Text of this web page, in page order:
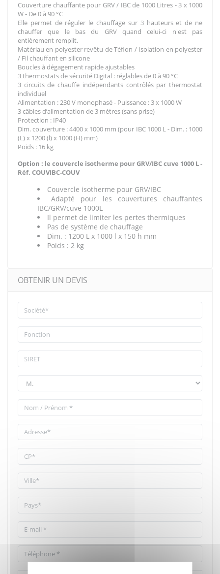
Couverture chauffante pour GRV / IBC de 1000 Litres - 3 x 1000
W - De 0 à 90 °C
Elle permet de réguler le chauffage sur 3 hauteurs et de ne
chauffer que le bas du GRV quand celui-ci n'est pas
entièrement remplit.
Matériau en polyester revêtu de Téflon / Isolation en polyester
/ Fil chauffant en silicone
Boucles à dégagement rapide ajustables
3 thermostats de sécurité Digital : réglables de 0 à 90 °C
3 circuits de chauffe indépendants contrôlés par thermostat
individuel
Alimentation : 230 V monophasé - Puissance : 3 x 1000 W
3 câbles d’alimentation de 3 mètres (sans prise)
Protection : IP40
Dim. couverture : 4400 x 1000 mm (pour IBC 1000 L - Dim. : 1000
(L) x 1200 (l) x 1000 (H) mm)
Poids : 16 kg
Option : le couvercle isotherme pour GRV/IBC cuve 1000 L -
Réf. COUVIBC-COUV
Couvercle isotherme pour GRV/IBC
Adapté pour les couvertures chauffantes
IBC/GRV/cuve 1000L
Il permet de limiter les pertes thermiques
Pas de système de chauffage
Dim. : 1200 L x 1000 l x 150 h mm
Poids : 2 kg
OBTENIR UN DEVIS